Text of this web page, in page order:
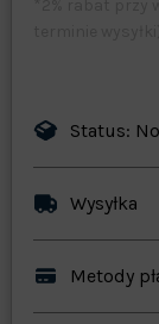
Status:
Wysyłka
Metody